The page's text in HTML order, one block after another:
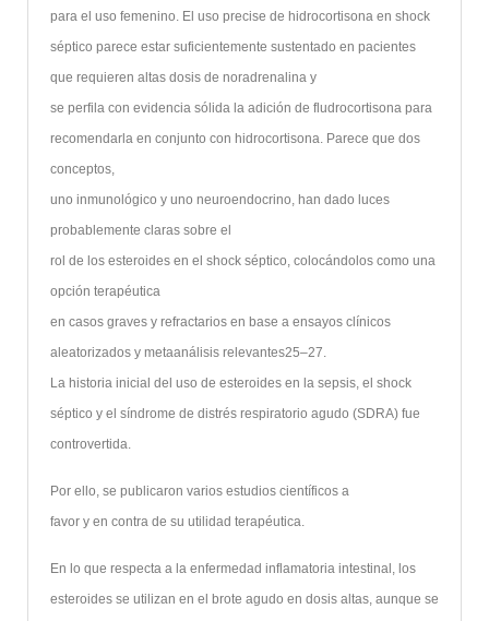
para el uso femenino. El uso precise de hidrocortisona en shock
séptico parece estar suficientemente sustentado en pacientes
que requieren altas dosis de noradrenalina y
se perfila con evidencia sólida la adición de fludrocortisona para
recomendarla en conjunto con hidrocortisona. Parece que dos
conceptos,
uno inmunológico y uno neuroendocrino, han dado luces
probablemente claras sobre el
rol de los esteroides en el shock séptico, colocándolos como una
opción terapéutica
en casos graves y refractarios en base a ensayos clínicos
aleatorizados y metaanálisis relevantes25–27.
La historia inicial del uso de esteroides en la sepsis, el shock
séptico y el síndrome de distrés respiratorio agudo (SDRA) fue
controvertida.
Por ello, se publicaron varios estudios científicos a
favor y en contra de su utilidad terapéutica.
En lo que respecta a la enfermedad inflamatoria intestinal, los
esteroides se utilizan en el brote agudo en dosis altas, aunque se